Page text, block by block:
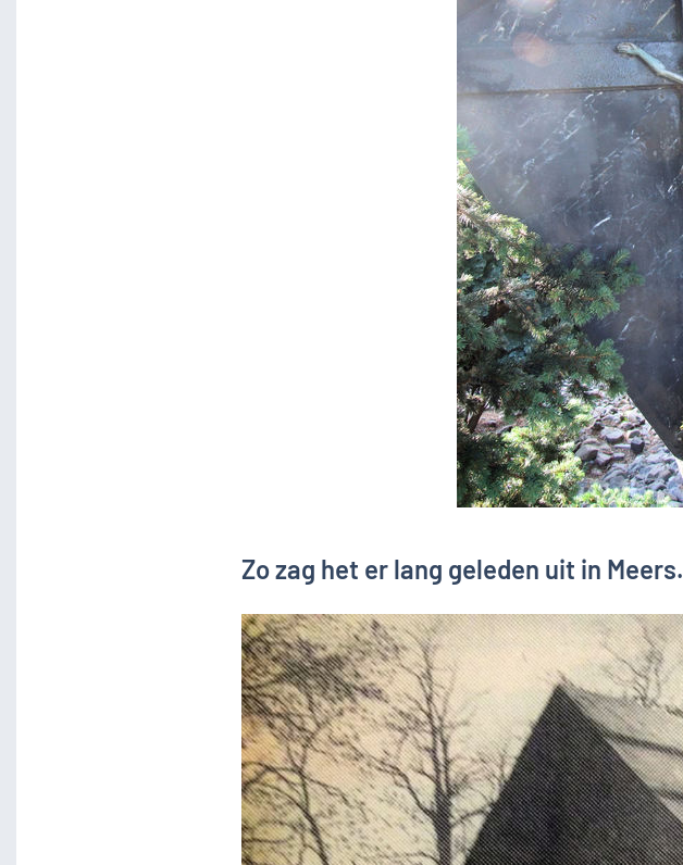
Zo zag het er lang geleden uit in Meers.